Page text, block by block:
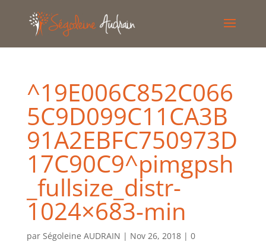
^19E006C852C066
5C9D099C11CA3B
91A2EBFC750973D
17C90C9^pimgpsh
_fullsize_distr-
1024×683-min
par Ségoleine AUDRAIN | Nov 26, 2018| 0